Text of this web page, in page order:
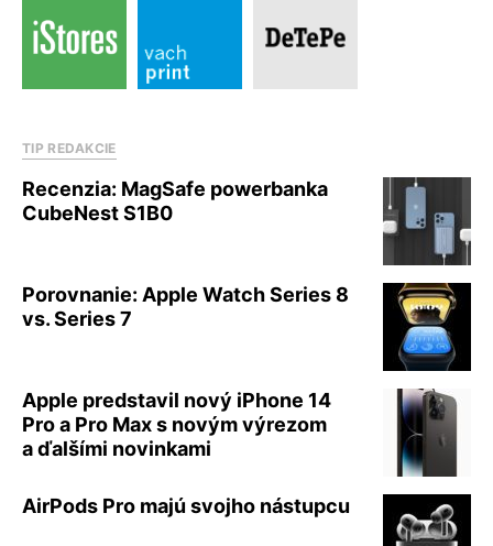
TIP REDAKCIE
Recenzia: MagSafe powerbanka
CubeNest S1B0
Porovnanie: Apple Watch Series 8
vs. Series 7
Apple predstavil nový iPhone 14
Pro a Pro Max s novým výrezom
a ďalšími novinkami
AirPods Pro majú svojho nástupcu